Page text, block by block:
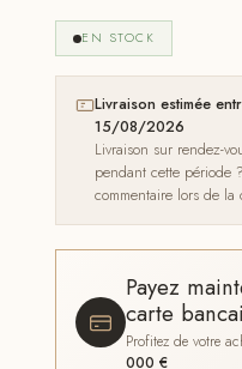
EN STOCK
Livraison estimée
15/08/2026
Livraison sur rendez-
pendant cette période
commentaire lors de la
Payez
carte
Profitez de votre
000 €